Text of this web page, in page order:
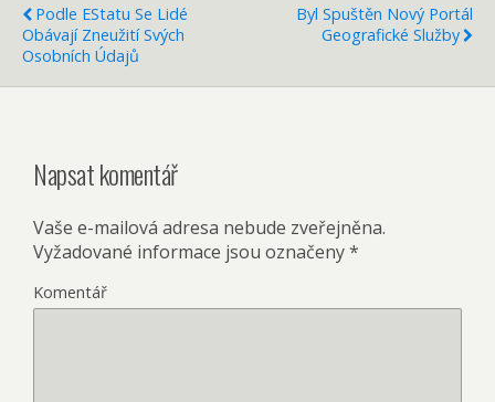
Podle EStatu Se Lidé
Obávají Zneužití Svých
Osobních Údajů
Byl Spuštěn Nový Portál
Geografické Služby
Napsat komentář
Vaše e-mailová adresa nebude zveřejněna.
Vyžadované informace jsou označeny*
Komentář